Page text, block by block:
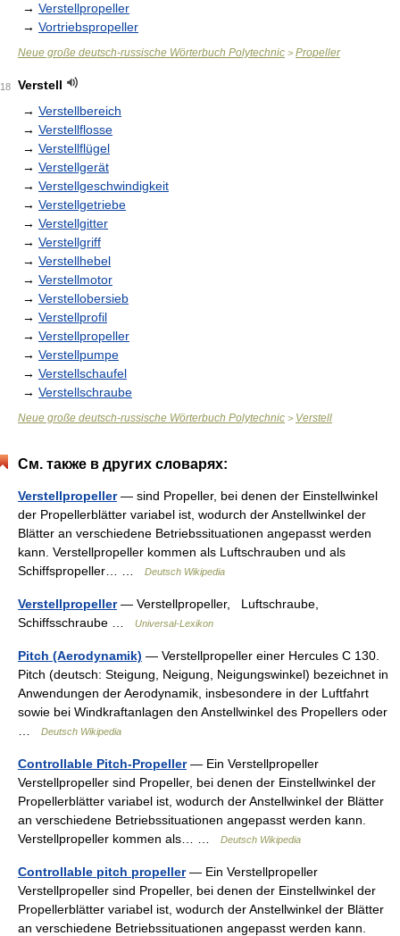
→ Verstellpropeller
→ Vortriebspropeller
Neue große deutsch-russische Wörterbuch Polytechnic > Propeller
18
Verstell
→ Verstellbereich
→ Verstellflosse
→ Verstellflügel
→ Verstellgerät
→ Verstellgeschwindigkeit
→ Verstellgetriebe
→ Verstellgitter
→ Verstellgriff
→ Verstellhebel
→ Verstellmotor
→ Verstellobersieb
→ Verstellprofil
→ Verstellpropeller
→ Verstellpumpe
→ Verstellschaufel
→ Verstellschraube
Neue große deutsch-russische Wörterbuch Polytechnic > Verstell
См. также в других словарях:
Verstellpropeller— sind Propeller, bei denen der Einstellwinkel
der Propellerblätter variabel ist, wodurch der Anstellwinkel der
Blätter an verschiedene Betriebssituationen angepasst werden
kann. Verstellpropeller kommen als Luftschrauben und als
Schiffspropeller… …
Deutsch Wikipedia
Verstellpropeller— Verstellpropeller, Luftschraube,
Schiffsschraube …
Universal-Lexikon
Pitch (Aerodynamik) — Verstellpropeller einer Hercules C 130.
Pitch (deutsch: Steigung, Neigung, Neigungswinkel) bezeichnet in
Anwendungen der Aerodynamik, insbesondere in der Luftfahrt
sowie bei Windkraftanlagen den Anstellwinkel des Propellers oder
Deutsch Wikipedia
Controllable Pitch-Propeller— Ein Verstellpropeller
Verstellpropeller sind Propeller, bei denen der Einstellwinkel der
Propellerblätter variabel ist, wodurch der Anstellwinkel der Blätter
an verschiedene Betriebssituationen angepasst werden kann.
Verstellpropeller kommen als… …
Deutsch Wikipedia
Controllable pitch propeller— Ein Verstellpropeller
Verstellpropeller sind Propeller, bei denen der Einstellwinkel der
Propellerblätter variabel ist, wodurch der Anstellwinkel der Blätter
an verschiedene Betriebssituationen angepasst werden kann.